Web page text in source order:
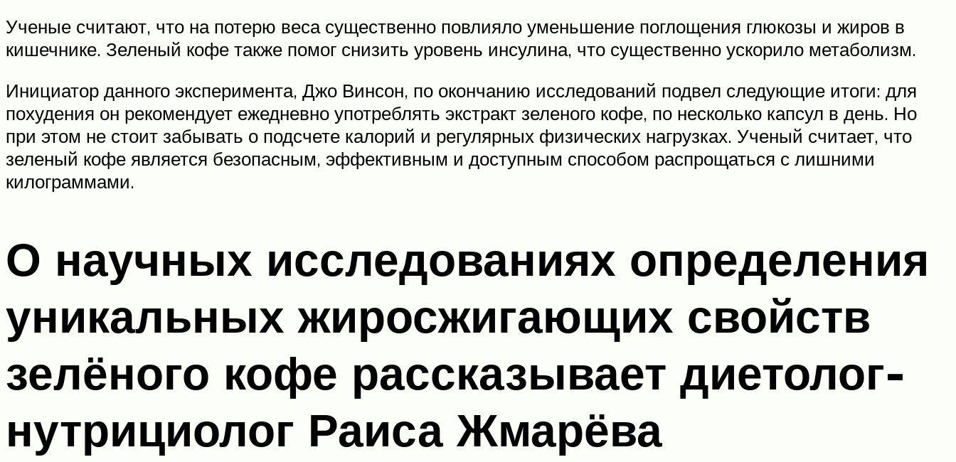
Ученые считают, что на потерю веса существенно повлияло уменьшение поглощения глюкозы и жиров в
кишечнике. Зеленый кофе также помог снизить уровень инсулина, что существенно ускорило метаболизм.
Инициатор данного эксперимента, Джо Винсон, по окончанию исследований подвел следующие итоги: для
похудения он рекомендует ежедневно употреблять экстракт зеленого кофе, по несколько капсул в день. Но
при этом не стоит забывать о подсчете калорий и регулярных физических нагрузках. Ученый считает, что
зеленый кофе является безопасным, эффективным и доступным способом распрощаться с лишними
килограммами.
О научных исследованиях определения
уникальных жиросжигающих свойств
зелёного кофе рассказывает диетолог-
нутрициолог Раиса Жмарёва